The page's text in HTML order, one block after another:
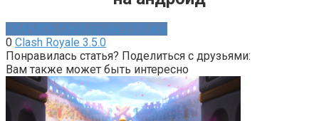
СКАЧАТЬ Clash royale 3.5.0 apk
0 Clash Royale 3.5.0
Понравилась статья? Поделиться с друзьями:
Вам также может быть интересно